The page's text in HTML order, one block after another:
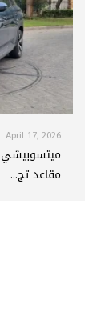
April 17, 2026
مقاعد تج...